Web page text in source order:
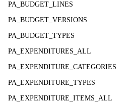
PA_BUDGET_LINES
PA_BUDGET_VERSIONS
PA_BUDGET_TYPES
PA_EXPENDITURES_ALL
PA_EXPENDITURE_CATEGORIES
PA_EXPENDITURE_TYPES
PA_EXPENDITURE_ITEMS_ALL